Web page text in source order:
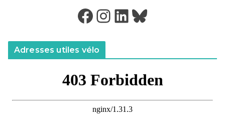
Facebook Instagram LinkedIn Bluesky
Adresses utiles vélo